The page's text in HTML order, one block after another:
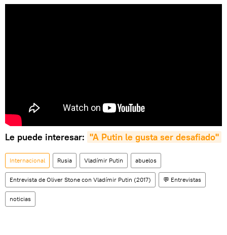
Le puede interesar: "A Putin le gusta ser desafiado"
Internacional Rusia Vladímir Putin abuelos
Entrevista de Oliver Stone con Vladímir Putin (2017) 💬 Entrevistas
noticias